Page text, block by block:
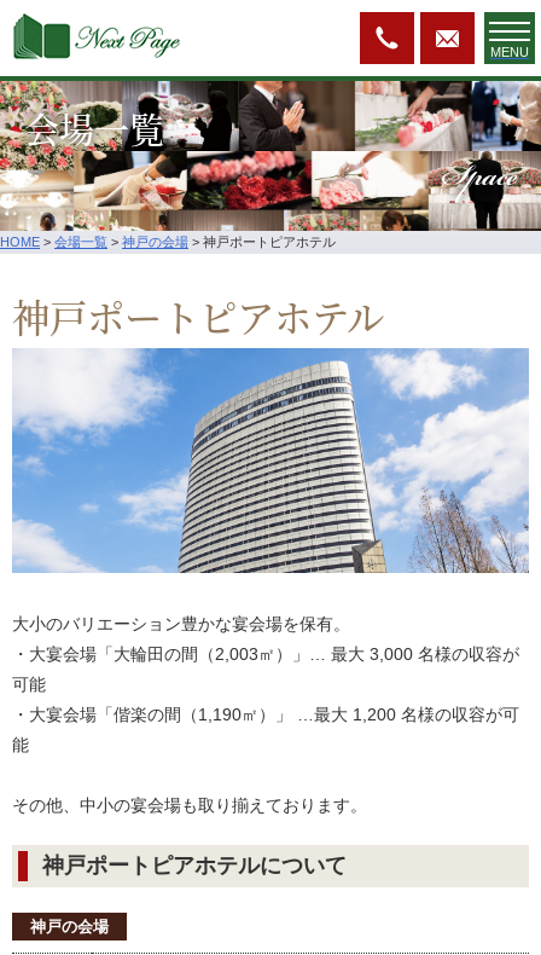
MENU
会場一覧 Space
HOME > 会場一覧 > 神戸の会場 > 神戸ポートピアホテル
神戸ポートピアホテル
大小のバリエーション豊かな宴会場を保有。
・大宴会場「大輪田の間（2,003㎡）」… 最大 3,000 名様の収容が
可能
・大宴会場「偕楽の間（1,190㎡）」 …最大 1,200 名様の収容が可
能
その他、中小の宴会場も取り揃えております。
神戸ポートピアホテルについて
神戸の会場